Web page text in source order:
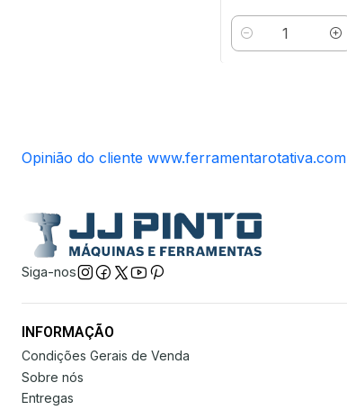
Quantidade
Opinião do cliente www.ferramentarotativa.com
Siga-nos
INFORMAÇÃO
Condições Gerais de Venda
Sobre nós
Entregas